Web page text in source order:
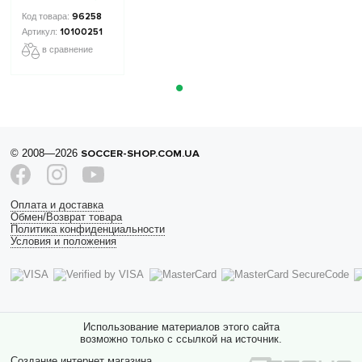
STARS
Collection 2
10100251
96258
10100251
в сравнение
© 2008—2026 SOCCER-SHOP.COM.UA
Оплата и доставка
Обмен/Возврат товара
Политика конфиденциальности
Условия и положения
Использование материалов этого сайта
возможно только с ссылкой на источник.